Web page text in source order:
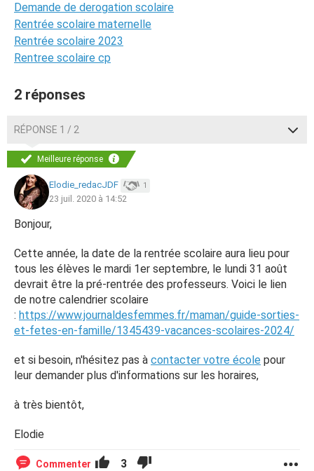
Demande de derogation scolaire
Rentrée scolaire maternelle
Rentrée scolaire 2023
Rentree scolaire cp
2 réponses
RÉPONSE 1 / 2
Meilleure réponse
Elodie_redacJDF 1
23 juil. 2020 à 14:52
Bonjour,
Cette année, la date de la rentrée scolaire aura lieu pour
tous les élèves le mardi 1er septembre, le lundi 31 août
devrait être la pré-rentrée des professeurs. Voici le lien
de notre calendrier scolaire
: https://www.journaldesfemmes.fr/maman/guide-sorties-
et-fetes-en-famille/1345439-vacances-scolaires-2024/
et si besoin, n'hésitez pas à contacter votre école pour
leur demander plus d'informations sur les horaires,
à très bientôt,
Elodie
Commenter 3